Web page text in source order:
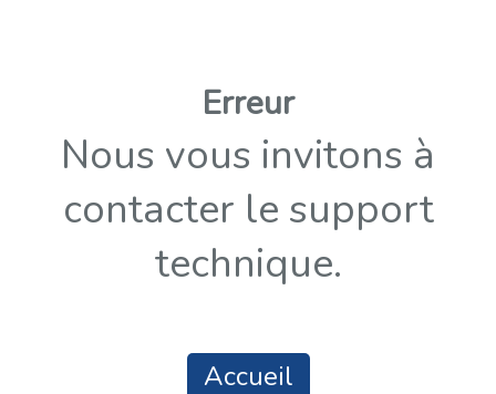
Erreur
Nous vous invitons à
contacter le support
technique.
Accueil